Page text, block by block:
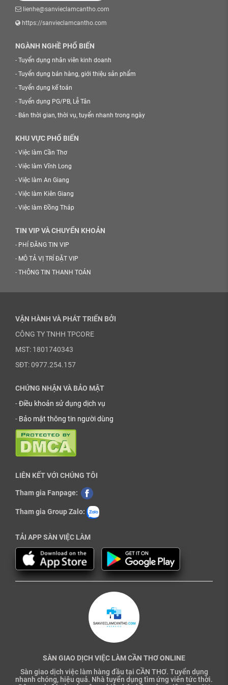
lienhe@sanvieclamcantho.com
https://sanvieclamcantho.com
NGÀNH NGHỀ PHỔ BIẾN
- Tuyển dụng nhân viên kinh doanh
- Tuyển dụng bán hàng, giới thiệu sản phẩm
- Tuyển dụng kế toán
- Tuyển dụng PG/PB, Lễ Tân
- Bán thời gian, thời vụ, tuyển nhanh trong ngày
KHU VỰC PHỔ BIẾN
- Việc làm Cần Thơ
- Việc làm Vĩnh Long
- Việc làm An Giang
- Việc làm Kiên Giang
- Việc làm Đồng Tháp
TIN VIP VÀ CHUYỂN KHOẢN
- PHÍ ĐĂNG TIN VIP
- MÔ TẢ VỊ TRÍ ĐẶT VIP
- THÔNG TIN THANH TOÁN
VẬN HÀNH VÀ PHÁT TRIỂN BỞI
CÔNG TY TNHH TPCORE
MST: 1801740343
SĐT: 0977.254.157
CHỨNG NHẬN VÀ BẢO MẬT
-Điều khoản sử dụng dịch vụ
- Bảo mật thông tin người dùng
LIÊN KẾT VỚI CHÚNG TÔI
Tham gia Fanpage:
Tham gia Group Zalo:
TẢI APP SÀN VIỆC LÀM
SÀN GIAO DỊCH VIỆC LÀM CẦN THƠ ONLINE
Sàn giao dịch việc làm hàng đầu tại CẦN THƠ. Tuyển dụng
nhanh chóng, hiệu quả. Nhà tuyển dụng tìm ứng viên tức thời.